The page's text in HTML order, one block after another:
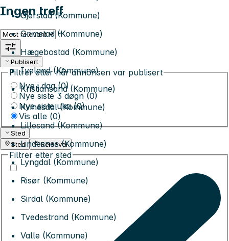
Gjerstad (Kommune)
Grimstad (Kommune)
Hægebostad (Kommune)
Iveland (Kommune)
Kristiansand (Kommune)
Kvinesdal (Kommune)
Lillesand (Kommune)
Lindesnes (Kommune)
Lyngdal (Kommune)
Risør (Kommune)
Sirdal (Kommune)
Tvedestrand (Kommune)
Valle (Kommune)
Ingen treff
Sorter etter
Publisert
Filtrer etter når annonsen var publisert
Nye i dag (0)
Nye siste 3 døgn (0)
Nye siste uka (0)
Vis alle (0)
Sted
Sted
Reisevei
Filtrer etter sted